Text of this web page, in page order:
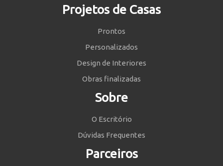
Projetos de Casas
Prontos
Personalizados
Design de Interiores
Obras finalizadas
Sobre
O Escritório
Dúvidas Frequentes
Parceiros